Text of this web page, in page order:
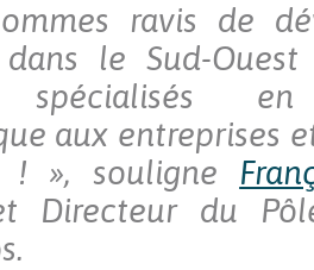
ravis de
dans le Sud-
spécialisés en
aux entreprises
! », souligne
Directeur du